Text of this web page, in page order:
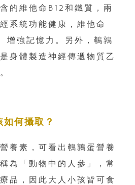
的維他命B12和鐵質，兩
系統功能健康，維他命
增強記憶力。另外，鵪鶉
身體製造神經傳遞物質乙
何攝取？
養素，可看出鵪鶉蛋營養
為「動物中的人參」，常
品，因此大人小孩皆可食